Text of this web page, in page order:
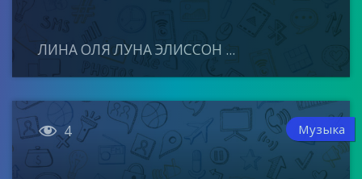
ЛИНА ОЛЯ ЛУНА ЭЛИССОН ...
 4 Музыка